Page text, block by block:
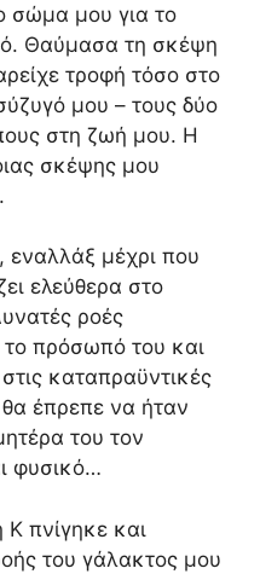
σώμα μου για το
Θαύμασα τη σκέψη
τροφή τόσο στο
μου – τους δύο
στη ζωή μου. Η
σκέψης μου
εναλλάξ μέχρι που
ελεύθερα στο
ροές
το πρόσωπό του και
καταπραϋντικές
έπρεπε να ήταν
του τον
φυσικό…
Κ πνίγηκε και
του γάλακτος μου